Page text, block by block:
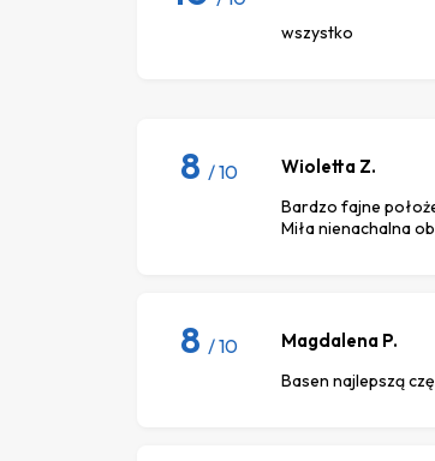
wszystko
8 / 10 Wioletta Z.
Bardzo fajne
Miła nienachalna
8 / 10 Magdalena P.
Basen najlepszą